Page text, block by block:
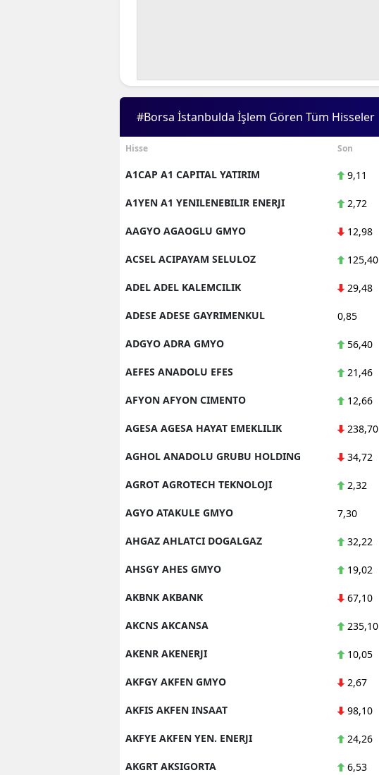
#Borsa İstanbulda İşlem Gören Tüm Hisseler
Hisse Son
A1CAP A1 CAPITAL YATIRIM 9,11
A1YEN A1 YENILENEBILIR ENERJI 2,72
AAGYO AGAOGLU GMYO 12,98
ACSEL ACIPAYAM SELULOZ 125,40
ADEL ADEL KALEMCILIK 29,48
ADESE ADESE GAYRIMENKUL 0,85
ADGYO ADRA GMYO 56,40
AEFES ANADOLU EFES 21,46
AFYON AFYON CIMENTO 12,66
AGESA AGESA HAYAT EMEKLILIK 238,70
AGHOL ANADOLU GRUBU HOLDING 34,72
AGROT AGROTECH TEKNOLOJI 2,32
AGYO ATAKULE GMYO 7,30
AHGAZ AHLATCI DOGALGAZ 32,22
AHSGY AHES GMYO 19,02
AKBNK AKBANK 67,10
AKCNS AKCANSA 235,10
AKENR AKENERJI 10,05
AKFGY AKFEN GMYO 2,67
AKFIS AKFEN INSAAT 98,10
AKFYE AKFEN YEN. ENERJI 24,26
AKGRT AKSIGORTA 6,53